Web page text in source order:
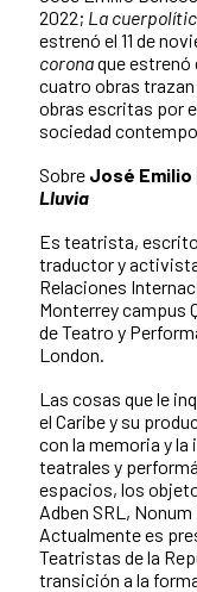
2022; La
estrenó el 11 de
coronaque estrenó
cuatro obras
obras escritas por
sociedad
Sobre José Emilio
Lluvia
Es teatrista,
traductor y
Relaciones
Monterrey campus
de Teatro y
London.
Las cosas que le
el Caribe y su
con la memoria y
teatrales y
espacios, los
Adben SRL,
Actualmente es
Teatristas de la
transición a la